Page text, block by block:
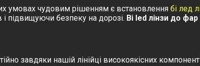
умовах чудовим рішенням є встановлення бі лед
і підвищуючи безпеку на дорозі. Bi led лінзи до фар
завдяки нашій лінійці високоякісних